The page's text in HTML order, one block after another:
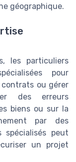
géographique.
les particuliers
pour
contrats ou gérer
des erreurs
biens ou sur la
par des
peut
un projet